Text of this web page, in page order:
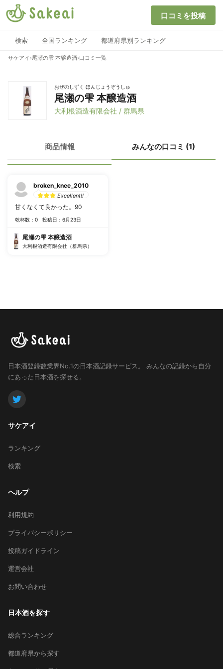
口コミを投稿
検索 全国ランキング 都道府県別ランキング
サケアイ ›尾瀬の雫 本醸造酒›口コミ一覧
おぜのしずく ほんじょうぞうしゅ
尾瀬の雫 本醸造酒
大利根酒造有限会社 / 群馬県
商品情報 みんなの口コミ (1)
broken_knee_2010
Excellent!!
甘くなくて良かった。90
乾杯数：0 投稿日：6月23日
尾瀬の雫 本醸造酒
大利根酒造有限会社（群馬県）
日本酒登録数業界No.1の日本酒記録サービス。
みんなの記録から自分
にあった日本酒を探せる。
サケアイ
ランキング
検索
ヘルプ
利用規約
プライバシーポリシー
投稿ガイドライン
運営会社
お問い合わせ
日本酒を探す
総合ランキング
都道府県から探す